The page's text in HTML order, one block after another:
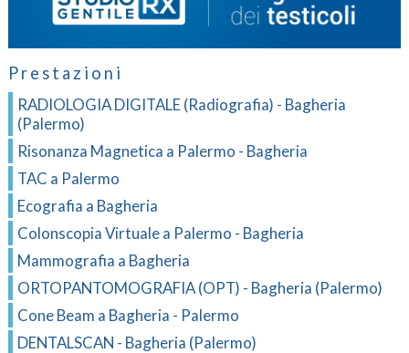
Prestazioni
RADIOLOGIA DIGITALE (Radiografia) - Bagheria
(Palermo)
Risonanza Magnetica a Palermo - Bagheria
TAC a Palermo
Ecografia a Bagheria
Colonscopia Virtuale a Palermo - Bagheria
Mammografia a Bagheria
ORTOPANTOMOGRAFIA (OPT) - Bagheria (Palermo)
Cone Beam a Bagheria - Palermo
DENTALSCAN - Bagheria (Palermo)